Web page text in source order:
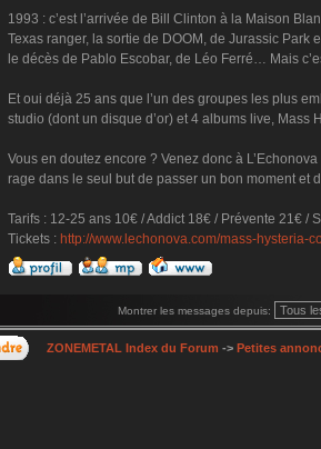
1993 : c’est l’arrivée de Bill Clinton à la Maison
Texas ranger, la sortie de DOOM, de Jurassic
le décès de Pablo Escobar, de Léo Ferré… Mais
Et oui déjà 25 ans que l’un des groupes les plus
studio (dont un disque d’or) et 4 albums live,
Vous en doutez encore ? Venez donc à
rage dans le seul but de passer un bon moment et
Tarifs : 12-25 ans 10€ / Addict 18€ / Prévente 21€ /
Tickets : http://www.lechonova.com/mass-hysteria-
Montrer les messages depuis:
ZONEMETAL Index du Forum -> Petites